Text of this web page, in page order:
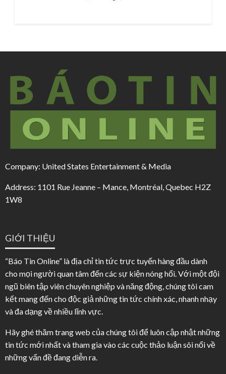
Company: United States Entertainment & Media
Address: 1101 Rue Jeanne – Mance, Montréal, Quebec H2Z
1W8
GIỚI THIỆU
“Báo Tin Online” là địa chỉ tin tức trực tuyến hàng đầu dành
cho mọi người quan tâm đến các sự kiện nóng hổi. Với một đội
ngũ biên tập viên chuyên nghiệp và năng động, chúng tôi cam
kết mang đến cho độc giả những tin tức chính xác, nhanh nhạy
và đa dạng về nhiều lĩnh vực.
Hãy ghé thăm trang web của chúng tôi để luôn cập nhật những
tin tức mới nhất và tham gia vào các cuộc thảo luận sôi nổi về
những vấn đề đang diễn ra.